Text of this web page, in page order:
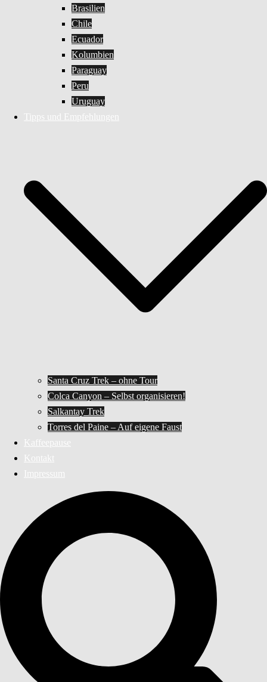
Brasilien
Chile
Ecuador
Kolumbien
Paraguay
Peru
Uruguay
Tipps und Empfehlungen
Santa Cruz Trek – ohne Tour
Colca Canyon – Selbst organisieren!
Salkantay Trek
Torres del Paine – Auf eigene Faust
Kaffeepause
Kontakt
Impressum